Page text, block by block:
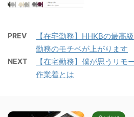
PREV
【在宅勤務】HHKBの最高
勤務のモチベが上がります
NEXT
【在宅勤務】僕が思うリモ
作業着とは